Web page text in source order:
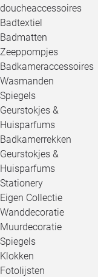
doucheaccessoires
Badtextiel
Badmatten
Zeeppompjes
Badkameraccessoires
Wasmanden
Spiegels
Geurstokjes &
Huisparfums
Badkamerrekken
Geurstokjes &
Huisparfums
Stationery
Eigen Collectie
Wanddecoratie
Muurdecoratie
Spiegels
Klokken
Fotolijsten